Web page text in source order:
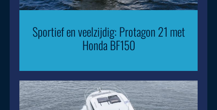
Sportief en veelzijdig: Protagon 21 met
Honda BF150